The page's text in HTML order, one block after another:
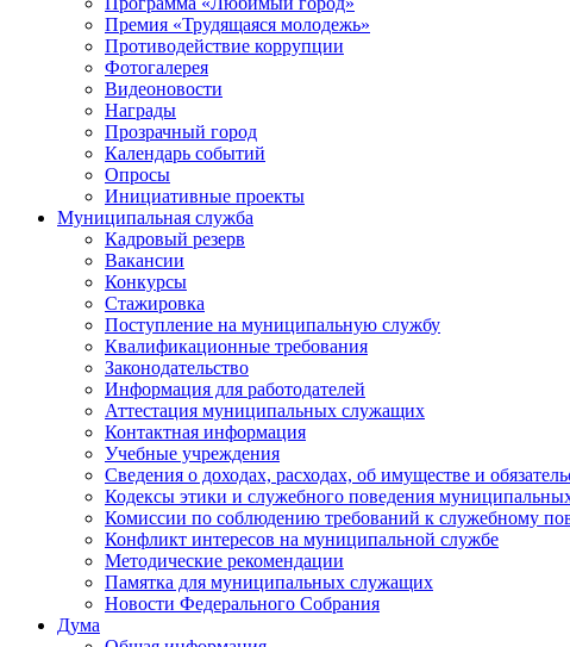
Премия «Трудящаяся молодежь»
Противодействие коррупции
Фотогалерея
Видеоновости
Награды
Прозрачный город
Календарь событий
Опросы
Инициативные проекты
Муниципальная служба
Кадровый резерв
Вакансии
Конкурсы
Стажировка
Поступление на муниципальную службу
Квалификационные требования
Законодательство
Информация для работодателей
Аттестация муниципальных служащих
Контактная информация
Учебные учреждения
Сведения о доходах, расходах, об имуществе и
Кодексы этики и служебного поведения
Комиссии по соблюдению требований к служебному
Конфликт интересов на муниципальной службе
Методические рекомендации
Памятка для муниципальных служащих
Новости Федерального Cобрания
Дума